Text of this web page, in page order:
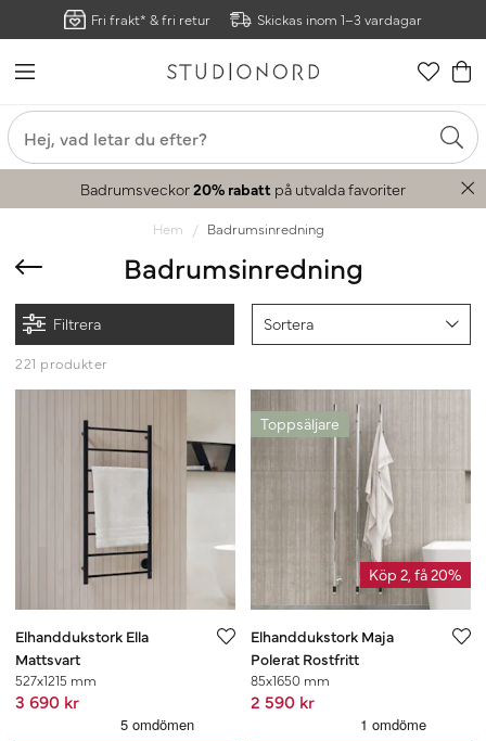
Fri frakt* & fri retur Skickas inom 1–3 vardagar
Badrumsveckor20% rabatt på utvalda favoriter
Hem Badrumsinredning
Badrumsinredning
Filtrera Sortera
221 produkter
Elhanddukstork Ella
Mattsvart
527x1215 mm
3 690 kr
Toppsäljare
Köp 2, få 20%
Elhanddukstork Maja
Polerat Rostfritt
85x1650 mm
2 590 kr